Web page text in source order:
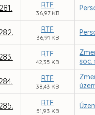
281. RTF
36,97 KB
RTF
36,91 KB
RTF
42,35 KB
soc.
RTF
38,43 KB
RTF
51,93 KB